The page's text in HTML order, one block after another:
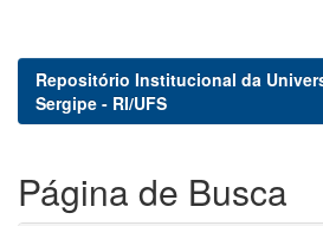
Repositório Institucional da
Sergipe - RI/UFS
Página de Busca